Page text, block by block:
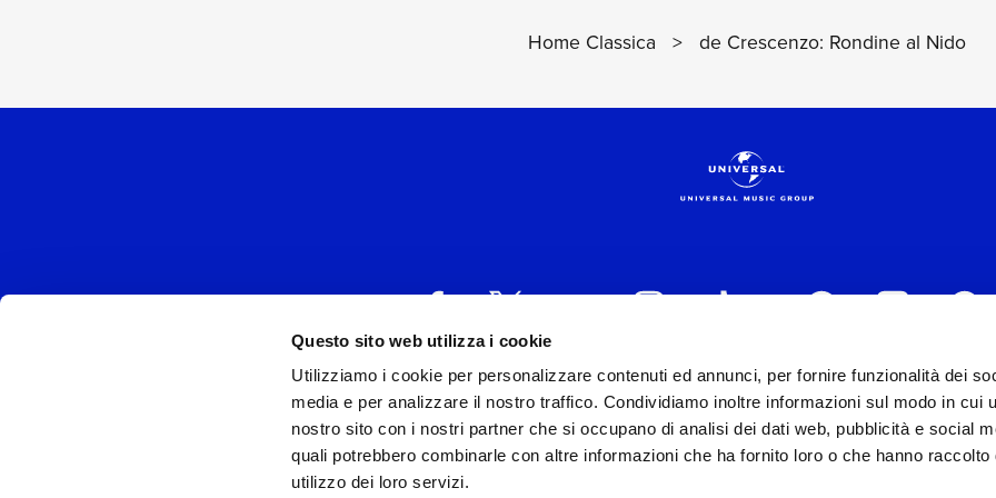
Questo sito web utilizza i cookie
Utilizziamo i cookie per personalizzare contenuti ed annunci, per fornire funzionalità dei
media e per analizzare il nostro traffico. Condividiamo inoltre informazioni sul modo in cui
nostro sito con i nostri partner che si occupano di analisi dei dati web, pubblicità e social
quali potrebbero combinarle con altre informazioni che ha fornito loro o che hanno raccolto
utilizzo dei loro servizi.
Home Classica > de Crescenzo: Rondine al Nido
UNIVERSAL MUSIC ITALIA s.r.l. (Società con unico socio) | Via Nervesa,
P.IVA IT03802730154 Iscritta al REA di Milano con il numero 966135 in
Capitale sociale Euro 2.000.000 interamente versato.
Universal Music Italia, nel rispetto delle best practices in tema di corporate compliance ed al fine di